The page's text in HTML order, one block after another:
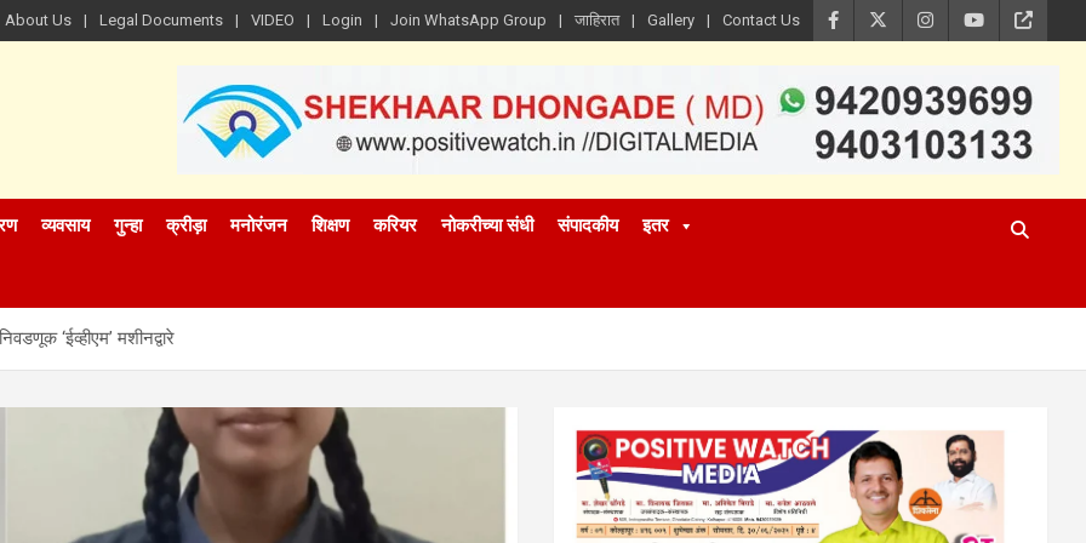
About Us Legal Documents VIDEO Login Join WhatsApp Group जाहिरात Gallery Contact Us
व्यवसाय गुन्हा क्रीड़ा मनोरंजन शिक्षण करियर नोकरीच्या संधी संपादकीय इतर
‘ईव्हीएम’ मशीनद्वारे